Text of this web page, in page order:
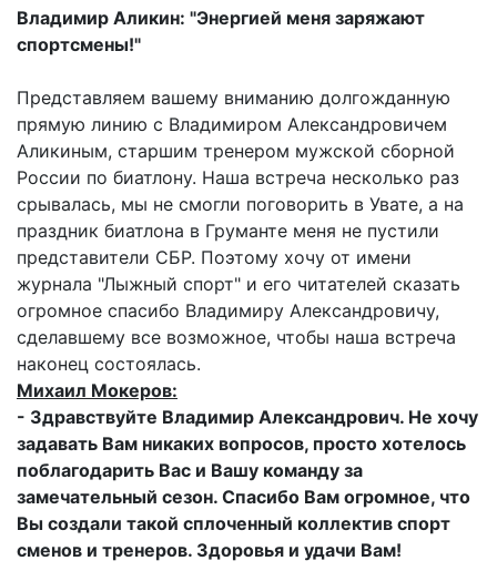
Владимир Аликин: "Энергией меня заряжают
спортсмены!"
Представляем вашему вниманию долгожданную
прямую линию с Владимиром Александровичем
Аликиным, старшим тренером мужской сборной
России по биатлону. Наша встреча несколько раз
срывалась, мы не смогли поговорить в Увате, а на
праздник биатлона в Груманте меня не пустили
представители СБР. Поэтому хочу от имени
журнала "Лыжный спорт" и его читателей сказать
огромное спасибо Владимиру Александровичу,
сделавшему все возможное, чтобы наша встреча
наконец состоялась.
Михаил Мокеров:
- Здравствуйте Владимир Александрович. Не хочу
задавать Вам никаких вопросов, просто хотелось
поблагодарить Вас и Вашу команду за
замечательный сезон. Спасибо Вам огромное, что
Вы создали такой сплоченный коллектив спорт
сменов и тренеров. Здоровья и удачи Вам!